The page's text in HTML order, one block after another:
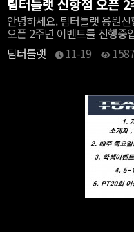
팀터틀랫 신항점 오픈
안녕하세요. 팀터틀랫 용원
오픈 2주년 이벤트를 진행중
팀터틀랫
11-19 1587